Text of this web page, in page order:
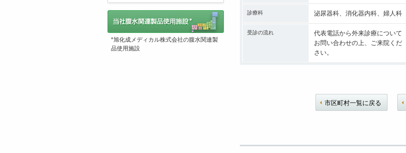
診療科 泌尿器科、消化器内科、婦人科
受診の流れ
代表電話から外来診療について
お問い合わせの上、ご来院くだ
さい。
市区町村一覧に戻る
*旭化成メディカル株式会社の腹水関連製
品使用施設